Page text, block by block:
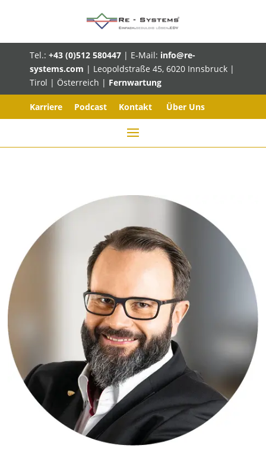
Tel.: +43 (0)512 580447 | E-Mail: info@re-
systems.com | Leopoldstraße 45, 6020 Innsbruck |
Tirol | Österreich | Fernwartung
Karriere Podcast Kontakt Über Uns